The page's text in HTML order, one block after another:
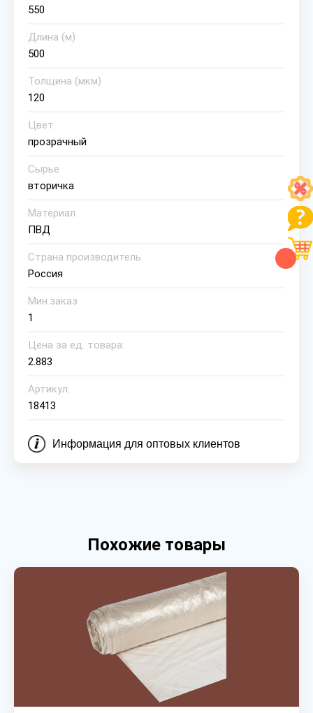
550
Длина (м)
500
Толщина (мкм)
120
Цвет
прозрачный
Сырье
вторичка
Материал
ПВД
Страна производитель
Россия
Мин.заказ
1
Цена за ед. товара:
2.883
Артикул:
18413
Информация для оптовых клиентов
Похожие товары